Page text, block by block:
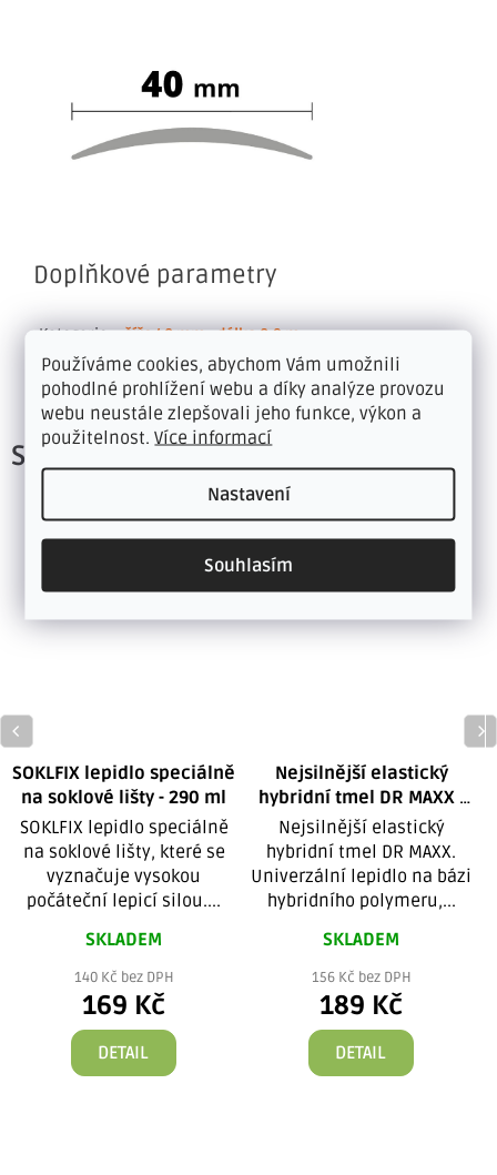
Používáme cookies, abychom Vám umožnili
pohodlné prohlížení webu a díky analýze provozu
webu neustále zlepšovali jeho funkce, výkon a
použitelnost.Více informací
Nastavení
Souhlasím
Doplňkové parametry
Kategorie: šíře 40 mm - délka 0,9 m
Hmotnost : 1 kg
Související produkty
SOKLFIX lepidlo speciálně
na soklové lišty - 290 ml
SOKLFIX lepidlo speciálně
na soklové lišty, které se
vyznačuje vysokou
počáteční lepicí silou....
SKLADEM
140 Kč bez DPH
169 Kč
DETAIL
Tip
Nejsilnější elastický
hybridní tmel DR MAXX -
290 ml
Nejsilnější elastický
hybridní tmel DR MAXX.
Univerzální lepidlo na bázi
hybridního polymeru,...
SKLADEM
156 Kč bez DPH
189 Kč
DETAIL